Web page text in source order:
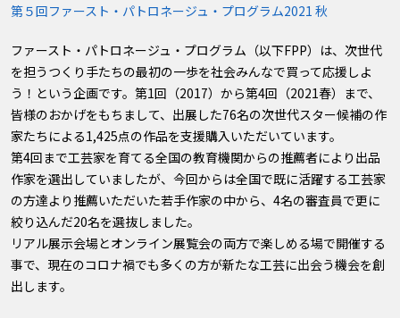
第５回ファースト・パトロネージュ・プログラム2021 秋
ファースト・パトロネージュ・プログラム（以下FPP）は、次世代
を担うつくり手たちの最初の一歩を社会みんなで買って応援しよ
う！という企画です。第1回（2017）から第4回（2021春）まで、
皆様のおかげをもちまして、出展した76名の次世代スター候補の作
家たちによる1,425点の作品を支援購入いただいています。
第4回まで工芸家を育てる全国の教育機関からの推薦者により出品
作家を選出していましたが、今回からは全国で既に活躍する工芸家
の方達より推薦いただいた若手作家の中から、4名の審査員で更に
絞り込んだ20名を選抜しました。
リアル展示会場とオンライン展覧会の両方で楽しめる場で開催する
事で、現在のコロナ禍でも多くの方が新たな工芸に出会う機会を創
出します。